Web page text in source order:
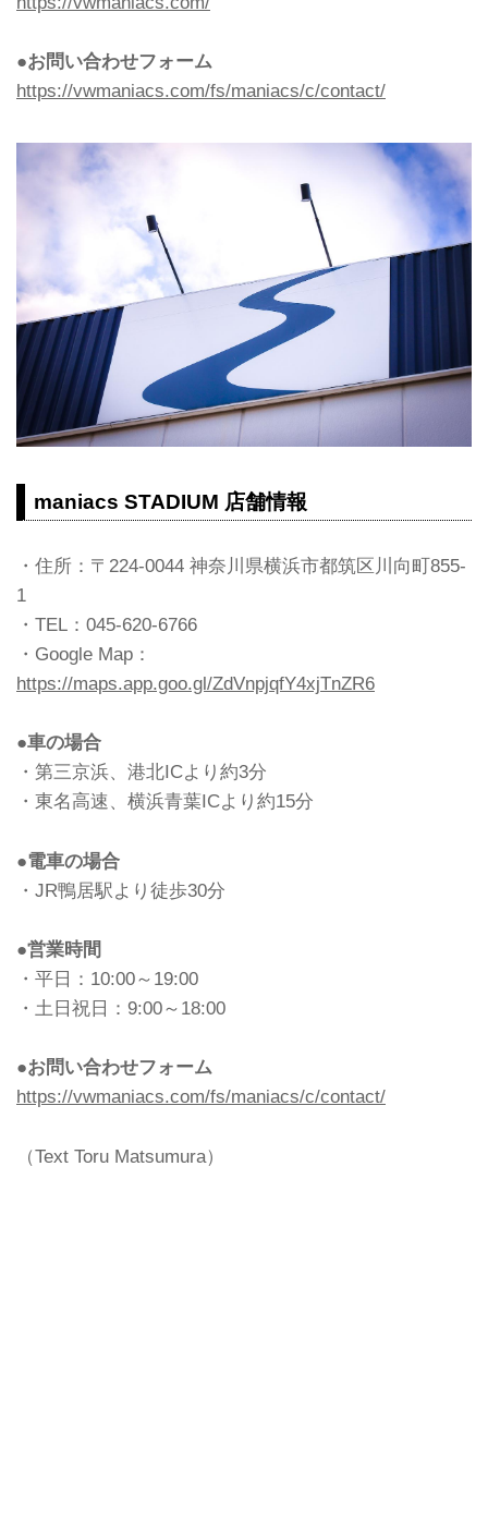
●お問い合わせフォーム
https://vwmaniacs.com/fs/maniacs/c/contact/
maniacs STADIUM 店舗情報
・住所：〒224-0044 神奈川県横浜市都筑区川向町855-
1
・TEL：045-620-6766
・Google Map：
https://maps.app.goo.gl/ZdVnpjqfY4xjTnZR6
●車の場合
・第三京浜、港北ICより約3分
・東名高速、横浜青葉ICより約15分
●電車の場合
・JR鴨居駅より徒歩30分
●営業時間
・平日：10:00～19:00
・土日祝日：9:00～18:00
●お問い合わせフォーム
https://vwmaniacs.com/fs/maniacs/c/contact/
（Text Toru Matsumura）